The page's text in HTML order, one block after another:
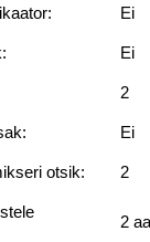
Ei
Ei
2
Ei
otsik: 2
2